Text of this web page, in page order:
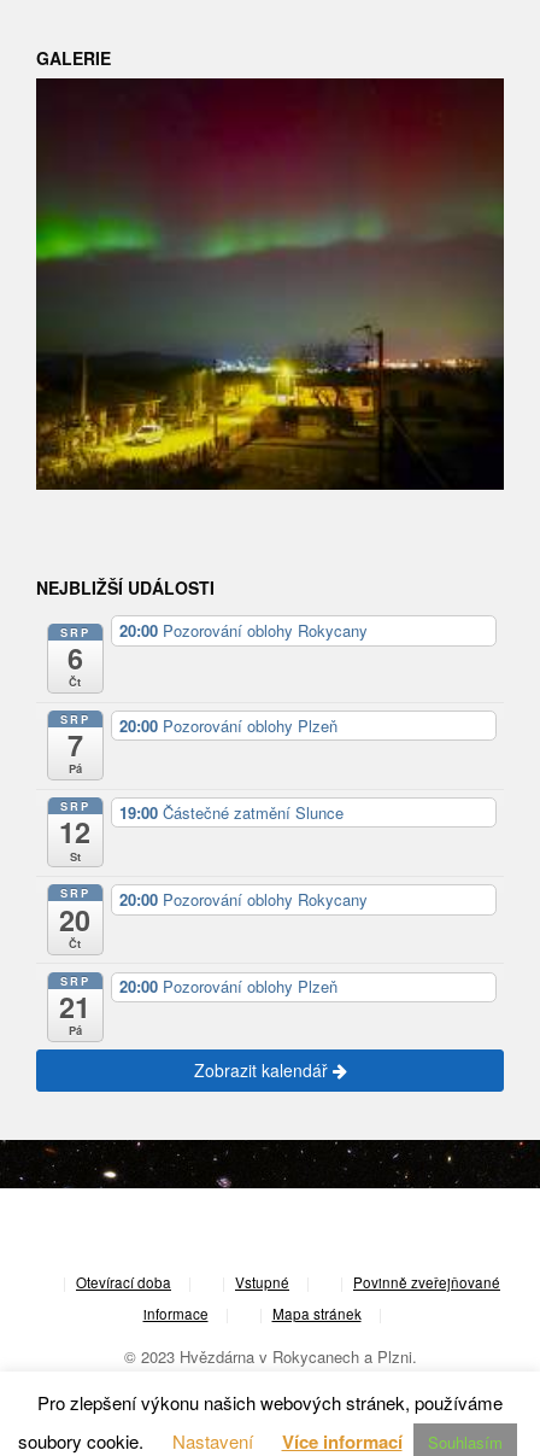
GALERIE
NEJBLIŽŠÍ UDÁLOSTI
SRP
6
Čt
20:00 Pozorování oblohy Rokycany
SRP
7
Pá
20:00 Pozorování oblohy Plzeň
SRP
12
St
19:00 Částečné zatmění Slunce
SRP
20
Čt
20:00 Pozorování oblohy Rokycany
SRP
21
Pá
20:00 Pozorování oblohy Plzeň
Zobrazit kalendář
Otevírací doba Vstupné
Povinně zveřejňované
informace
Mapa stránek
© 2023 Hvězdárna v Rokycanech a Plzni.
Pro zlepšení výkonu našich webových stránek, používáme
soubory cookie.
Nastavení Více informací Souhlasím